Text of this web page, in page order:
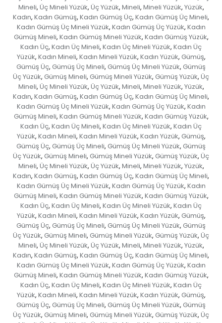
Mineli, Üç Mineli Yüzük, Üç Yüzük, Mineli, Mineli Yüzük, Yüzük,
Kadın, Kadın Gümüş, Kadın Gümüş Üç, Kadın Gümüş Üç Mineli,
Kadın Gümüş Üç Mineli Yüzük, Kadın Gümüş Üç Yüzük, Kadın
Gümüş Mineli, Kadın Gümüş Mineli Yüzük, Kadın Gümüş Yüzük,
Kadın Üç, Kadın Üç Mineli, Kadın Üç Mineli Yüzük, Kadın Üç
Yüzük, Kadın Mineli, Kadın Mineli Yüzük, Kadın Yüzük, Gümüş,
Gümüş Üç, Gümüş Üç Mineli, Gümüş Üç Mineli Yüzük, Gümüş
Üç Yüzük, Gümüş Mineli, Gümüş Mineli Yüzük, Gümüş Yüzük, Üç
Mineli, Üç Mineli Yüzük, Üç Yüzük, Mineli, Mineli Yüzük, Yüzük,
Kadın, Kadın Gümüş, Kadın Gümüş Üç, Kadın Gümüş Üç Mineli,
Kadın Gümüş Üç Mineli Yüzük, Kadın Gümüş Üç Yüzük, Kadın
Gümüş Mineli, Kadın Gümüş Mineli Yüzük, Kadın Gümüş Yüzük,
Kadın Üç, Kadın Üç Mineli, Kadın Üç Mineli Yüzük, Kadın Üç
Yüzük, Kadın Mineli, Kadın Mineli Yüzük, Kadın Yüzük, Gümüş,
Gümüş Üç, Gümüş Üç Mineli, Gümüş Üç Mineli Yüzük, Gümüş
Üç Yüzük, Gümüş Mineli, Gümüş Mineli Yüzük, Gümüş Yüzük, Üç
Mineli, Üç Mineli Yüzük, Üç Yüzük, Mineli, Mineli Yüzük, Yüzük,
Kadın, Kadın Gümüş, Kadın Gümüş Üç, Kadın Gümüş Üç Mineli,
Kadın Gümüş Üç Mineli Yüzük, Kadın Gümüş Üç Yüzük, Kadın
Gümüş Mineli, Kadın Gümüş Mineli Yüzük, Kadın Gümüş Yüzük,
Kadın Üç, Kadın Üç Mineli, Kadın Üç Mineli Yüzük, Kadın Üç
Yüzük, Kadın Mineli, Kadın Mineli Yüzük, Kadın Yüzük, Gümüş,
Gümüş Üç, Gümüş Üç Mineli, Gümüş Üç Mineli Yüzük, Gümüş
Üç Yüzük, Gümüş Mineli, Gümüş Mineli Yüzük, Gümüş Yüzük, Üç
Mineli, Üç Mineli Yüzük, Üç Yüzük, Mineli, Mineli Yüzük, Yüzük,
Kadın, Kadın Gümüş, Kadın Gümüş Üç, Kadın Gümüş Üç Mineli,
Kadın Gümüş Üç Mineli Yüzük, Kadın Gümüş Üç Yüzük, Kadın
Gümüş Mineli, Kadın Gümüş Mineli Yüzük, Kadın Gümüş Yüzük,
Kadın Üç, Kadın Üç Mineli, Kadın Üç Mineli Yüzük, Kadın Üç
Yüzük, Kadın Mineli, Kadın Mineli Yüzük, Kadın Yüzük, Gümüş,
Gümüş Üç, Gümüş Üç Mineli, Gümüş Üç Mineli Yüzük, Gümüş
Üç Yüzük, Gümüş Mineli, Gümüş Mineli Yüzük, Gümüş Yüzük, Üç